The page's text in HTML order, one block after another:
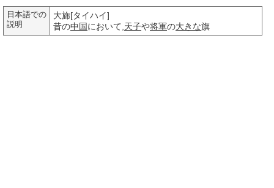
日本語での
説明
大旆[タイハイ]
昔の中国において, 天子や将軍の大きな旗